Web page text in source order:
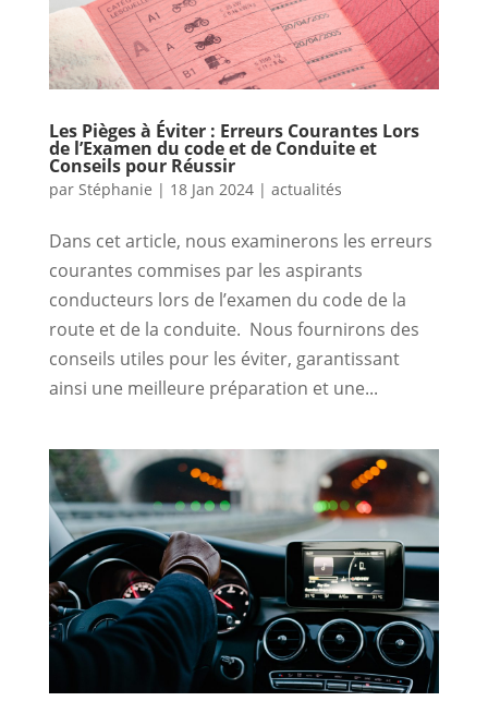
Les Pièges à Éviter : Erreurs Courantes Lors
de l’Examen du code et de Conduite et
Conseils pour Réussir
par Stéphanie | 18 Jan 2024| actualités
Dans cet article, nous examinerons les erreurs
courantes commises par les aspirants
conducteurs lors de l’examen du code de la
route et de la conduite. Nous fournirons des
conseils utiles pour les éviter, garantissant
ainsi une meilleure préparation et une...